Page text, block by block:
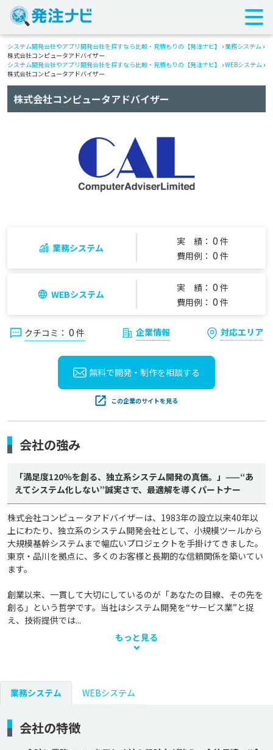
システム開発会社やアプリ開発会社を探すなら比較・見積もりの【発注ナビ】 › 業務システム ›
株式会社コンピュータアドバイザー
システム開発会社やアプリ開発会社を探すなら比較・見積もりの【発注ナビ】
›WEBシステム ›
株式会社コンピュータアドバイザー
株式会社コンピュータアドバイザー
業務システム
実 績： 0 件
費用例： 0 件
WEBシステム
実 績： 0 件
費用例： 0 件
クチコミ： 0 件 企業情報 対応エリア
無料で開発・制作を相談する
この企業のサイトを見る
会社の強み
「満足度120％を創る、独立系システム開発の真価。」——“あ
えてシステム化しない”誠実さで、最適解を導くパートナー
株式会社コンピュータアドバイザーは、1983年の設立以来40年以
上にわたり、独立系のシステム開発会社として、小規模ツールから
大規模基幹システムまで幅広いプロジェクトを手掛けてきました。
東京・品川を拠点に、多くのお客様と長期的な信頼関係を築いてい
ます。
創業以来、一貫して大切にしているのが「あなたの目線、その先を
創る」という哲学です。当社はシステム開発を“サービス業”と捉
え、技術提供では...
もっと見る
業務システム WEBシステム
会社の特徴